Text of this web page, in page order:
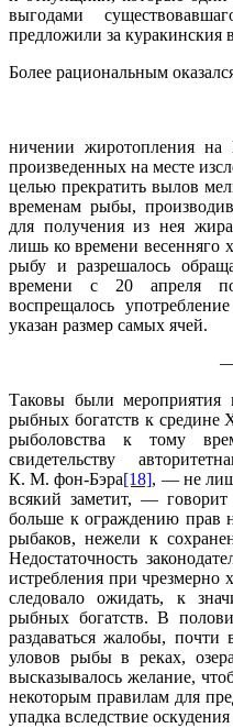
выгодами
предложили за куракинския
Более рациональным
ничении жиротопления на
произведенных на месте
целью прекратить вылов
временам рыбы,
для получения из нея
лишь ко времени весенняго
рыбу и разрешалось
времени с 20 апреля
воспрещалось
указан размер самых ячей.
Таковы были мероприятия
рыбных богатств к средине
рыболовства к тому
свидетельству
К. М. фон-Бэра[18], — не
всякий заметит, —
больше к ограждению прав
рыбаков, нежели к
Недостаточность
истребления при чрезмерно
следовало ожидать, к
рыбных богатств. В
раздаваться жалобы, почти
уловов рыбы в реках,
высказывалось желание,
некоторым правилам для
упадка вследствие